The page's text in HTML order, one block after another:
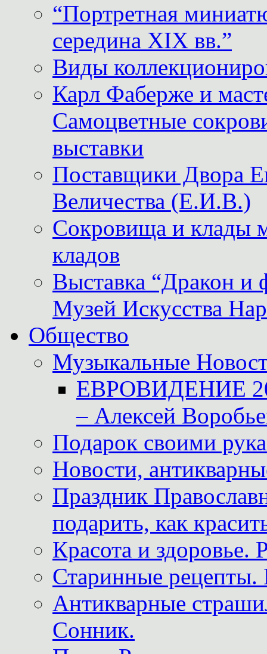
“Портретная
середина XIX вв.”
Виды
Карл Фаберже и
Самоцветные
выставки
Поставщики
Величества (Е.И.В.)
Сокровища и клады
кладов
Выставка “Дракон и
Музей Искусства
Общество
Музыкальные
ЕВРОВИДЕНИЕ
– Алексей
Подарок своими
Новости,
Праздник
подарить, как
Красота и здоровье.
Старинные рецепты.
Антикварные
Сонник.